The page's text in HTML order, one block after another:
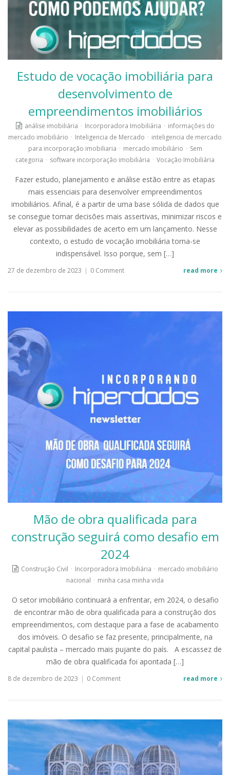
Estudo de vocação imobiliária para
desenvolvimento de
empreendimentos imobiliários
análise imobiliária · Incorporadora Imobiliária · informações do
mercado imobiliário · Inteligencia de Mercado · inteligencia de mercado
para incorporação imobiliaria · mercado imobiliário · Sem
categoria · software incorporação imobiliária · Vocação Imobiliária
Fazer estudo, planejamento e análise estão entre as etapas
mais essenciais para desenvolver empreendimentos
imobiliários. Afinal, é a partir de uma base sólida de dados que
se consegue tomar decisões mais assertivas, minimizar riscos e
elevar as possibilidades de acerto em um lançamento. Nesse
contexto, o estudo de vocação imobiliária torna-se
indispensável. Isso porque, sem […]
27 de dezembro de 2023 | 0 Comment read more
Mão de obra qualificada para
construção seguirá como desafio em
2024
Construção Civil · Incorporadora Imobiliária · mercado imobiliário
nacional · minha casa minha vida
O setor imobiliário continuará a enfrentar, em 2024, o desafio
de encontrar mão de obra qualificada para a construção dos
empreendimentos, com destaque para a fase de acabamento
dos imóveis. O desafio se faz presente, principalmente, na
capital paulista – mercado mais pujante do país. A escassez de
mão de obra qualificada foi apontada […]
8 de dezembro de 2023 | 0 Comment read more